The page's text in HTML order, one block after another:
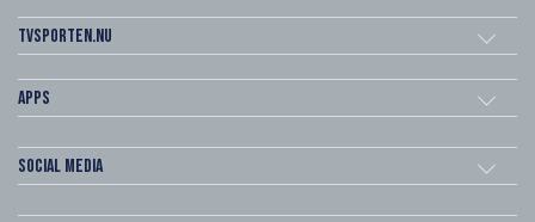
Tvsporten.nu
Apps
Social Media